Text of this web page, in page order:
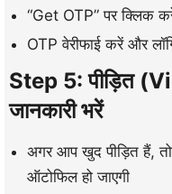
“Get OTP” पर क्लिक
OTP वेरीफाई करें और
Step 5: पीड़ित
जानकारी भरें
अगर आप खुद पीड़ित हैं,
ऑटोफिल हो जाएगी